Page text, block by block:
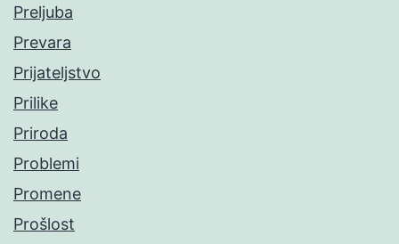
Preljuba
Prevara
Prijateljstvo
Prilike
Priroda
Problemi
Promene
Prošlost